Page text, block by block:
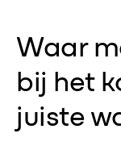
Waar
bij het
juiste